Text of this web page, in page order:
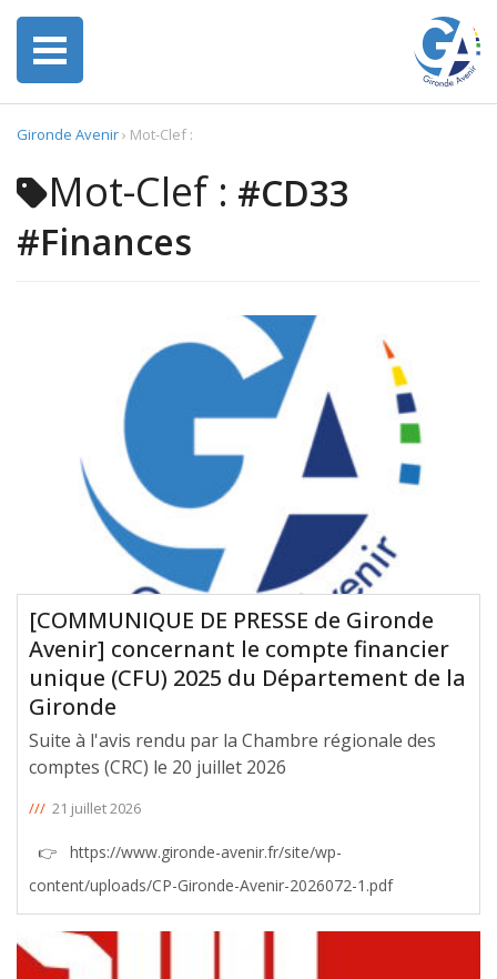
Gironde Avenir› Mot-Clef :
Mot-Clef : #CD33
#Finances
[COMMUNIQUE DE PRESSE de Gironde
Avenir] concernant le compte financier
unique (CFU) 2025 du Département de la
Gironde
Suite à l'avis rendu par la Chambre régionale des
comptes (CRC) le 20 juillet 2026
/// 21 juillet 2026
content/uploads/CP-Gironde-Avenir-2026072-1.pdf